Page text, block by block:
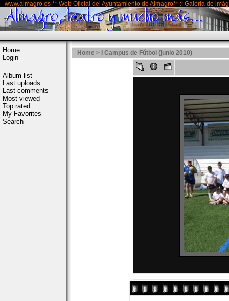
www.almagro.es ** Web Oficial del Ayuntamiento de Almagro** :: Galería de
Home
Login
Album list
Last uploads
Last comments
Most viewed
Top rated
My Favorites
Search
Home > I Campus de Fútbol (junio 2010)